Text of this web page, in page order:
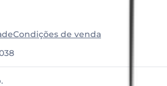
Condições de venda